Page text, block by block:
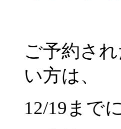
ご予約さ
い方は、
12/19まで